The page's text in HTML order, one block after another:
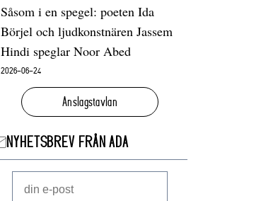
Såsom i en spegel: poeten Ida
Börjel och ljudkonstnären Jassem
Hindi speglar Noor Abed
2026-06-24
Anslagstavlan
NYHETSBREV FRÅN ADA